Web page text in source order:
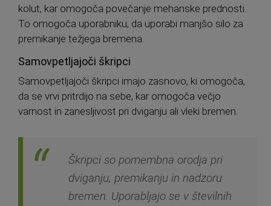
kolut, kar omogoča povečanje mehanske prednosti.
To omogoča uporabniku, da uporabi manjšo silo za
premikanje težjega bremena.
Samovpetljajoči škripci
Samovpetljajoči škripci imajo zasnovo, ki omogoča,
da se vrvi pritrdijo na sebe, kar omogoča večjo
varnost in zanesljivost pri dviganju ali vleki bremen.
Škripci so pomembna orodja pri
dviganju, premikanju in nadzoru
bremen. Uporabljajo se v številnih